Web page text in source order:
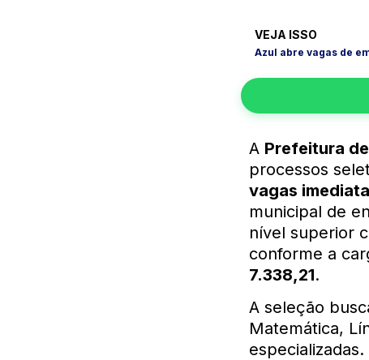
VEJA ISSO
A Prefeitura
processos
vagas
municipal de
nível superior
conforme a
7.338,21.
A seleção
Matemática,
especializadas.